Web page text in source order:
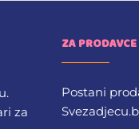
za
ZA PRODAVCE
Postani